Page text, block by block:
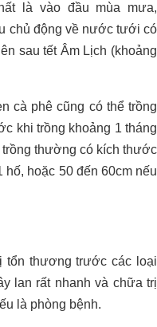
là vào đầu mùa mưa,
chủ động về nước tưới có
sau tết Âm Lịch (khoảng
cà phê cũng có thể trồng
khi trồng khoảng 1 tháng
trồng thường có kích thước
hố, hoặc 50 đến 60cm nếu
tổn thương trước các loại
lan rất nhanh và chữa trị
là phòng bệnh.
Quả Cho
CÓ MẶT